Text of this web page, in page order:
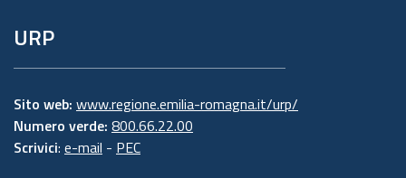
URP
Sito web: www.regione.emilia-romagna.it/urp/
Numero verde: 800.66.22.00
Scrivici: e-mail - PEC